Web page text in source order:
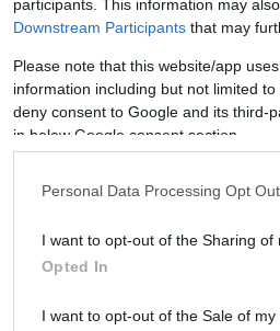
participants. This information may
Downstream Participants that may
Please note that this website/app
information including but not limited
deny consent to Google and its third-
in below Google consent section.
Personal Data Processing Opt
I want to opt-out of the Sharing of
Opted In
I want to opt-out of the Sale of my
έβρισκαν
Ο
στο NBA τον
άνθρωπος